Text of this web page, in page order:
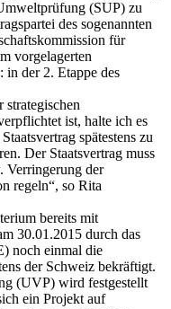
(SUP) zu
des sogenannten
für
vorgelagerten
in der 2. Etappe des
ist, halte ich es
spätestens zu
Der Staatsvertrag muss
Verringerung der
regeln“, so Rita
bereits mit
30.01.2015 durch das
noch einmal die
der Schweiz bekräftigt.
(UVP) wird festgestellt
ein Projekt auf